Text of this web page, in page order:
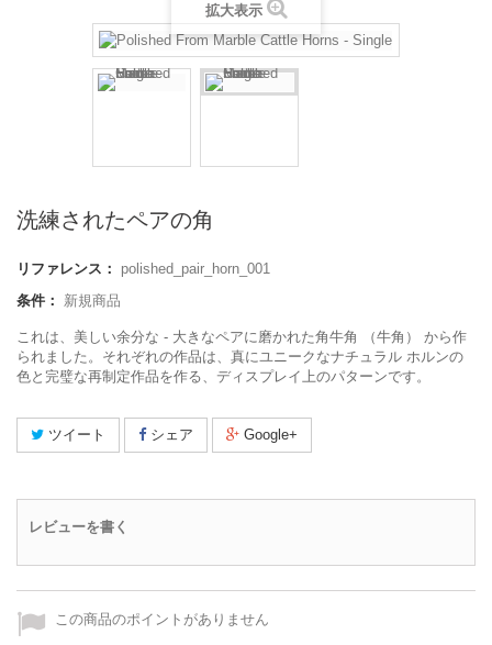
拡大表示
洗練されたペアの角
リファレンス：
polished_pair_horn_001
条件：
新規商品
これは、美しい余分な - 大きなペアに磨かれた角牛角 （牛角） から作
られました。それぞれの作品は、真にユニークなナチュラル ホルンの
色と完璧な再制定作品を作る、ディスプレイ上のパターンです。
ツイート シェア Google+
レビューを書く
この商品のポイントがありません